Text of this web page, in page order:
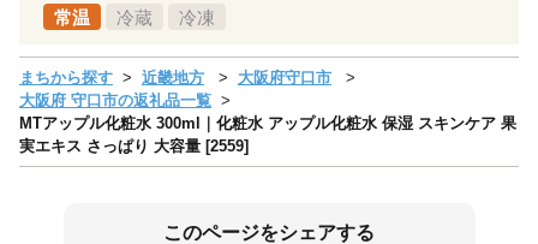
常温 冷蔵 冷凍
まちから探す 近畿地方
大阪府守口市
大阪府 守口市の返礼品一覧
MTアップル化粧水 300ml｜化粧水 アップル化粧水 保湿 スキンケア 果
実エキス さっぱり 大容量 [2559]
このページをシェアする